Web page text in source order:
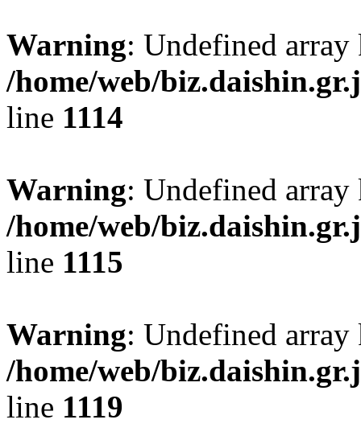
Warning: Undefined
/home/web/
line 1114
Warning: Undefined
/home/web/
line 1115
Warning: Undefined
/home/web/
line 1119